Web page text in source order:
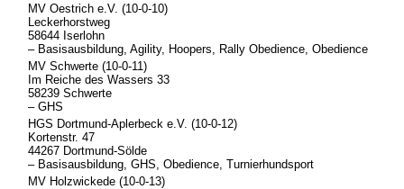
MV Oestrich e.V. (10-0-10)
Leckerhorstweg
58644 Iserlohn
– Basisausbildung, Agility, Hoopers, Rally Obedience, Obedience
MV Schwerte (10-0-11)
Im Reiche des Wassers 33
58239 Schwerte
– GHS
HGS Dortmund-Aplerbeck e.V. (10-0-12)
Kortenstr. 47
44267 Dortmund-Sölde
– Basisausbildung, GHS, Obedience, Turnierhundsport
MV Holzwickede (10-0-13)